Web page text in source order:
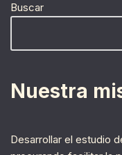
Buscar
Nuestra
Desarrollar el estudio